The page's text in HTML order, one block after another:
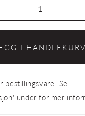
I HANDLEKURV
bestillingsvare. Se
under for mer